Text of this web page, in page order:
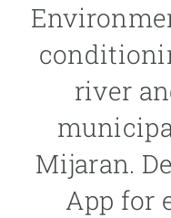
river
Mijaran.
App for
UNEIX-TE A NOSALTRES
PARTICIPA
NOTÍCIES I AGENDA